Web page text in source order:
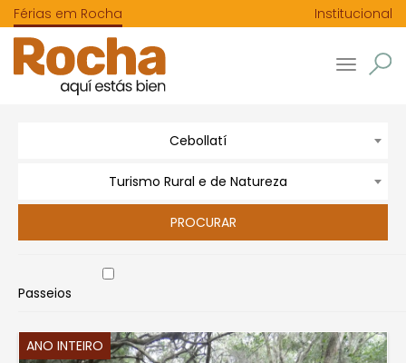
Férias em Rocha Institucional
Toggle
Cebollatí
Turismo Rural e de Natureza
Passeios
ANO INTEIRO